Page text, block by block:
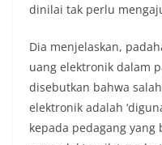
dinilai tak perlu
Dia menjelaskan,
uang elektronik dalam
disebutkan bahwa
elektronik adalah
kepada pedagang